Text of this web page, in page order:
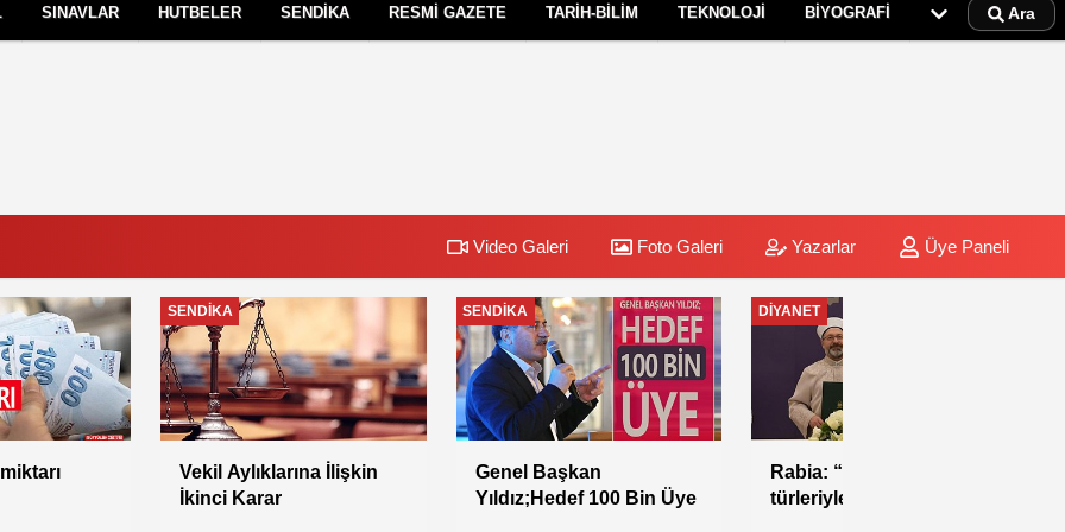
Çerez Politikası Gizlilik İlkeleri
SINAVLAR HUTBELER SENDİKA RESMİ GAZETE TARİH-BİLİM TEKNOLOJİ BİYOGRAFİ Ara
Video Galeri Foto Galeri Yazarlar Üye Paneli
SENDİKA
Vekil Aylıklarına İlişkin
Genel Başkan
Yıldız;Hedef 100 Bin Üye
DİYANET
Rabia: “Farklı vize
türleriyle hac